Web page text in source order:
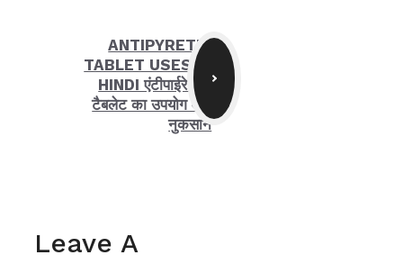
ANTIPYRETIC
TABLET USES IN
HINDI एंटीपाईरेटिक
टैबलेट का उपयोग और
नुकसान
Leave A